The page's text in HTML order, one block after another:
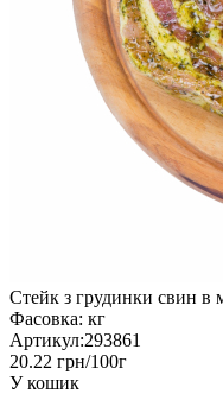
Стейк з грудинки свин в
Фасовка: кг
Артикул:293861
20.22 грн/100г
У кошик